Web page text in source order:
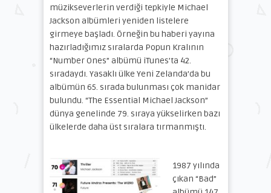
müzikseverlerin verdiği tepkiyle Michael
Jackson albümleri yeniden listelere
girmeye başladı. Örneğin bu haberi yayına
hazırladığımız sıralarda Popun Kralının
“Number Ones” albümü iTunes’ta 42.
sıradaydı. Yasaklı ülke Yeni Zelanda’da bu
albümün 65. sırada bulunması çok manidar
bulundu. “The Essential Michael Jackson”
dünya genelinde 79. sıraya yükselirken bazı
ülkelerde daha üst sıralara tırmanmıştı.
1987 yılında
çıkan “Bad”